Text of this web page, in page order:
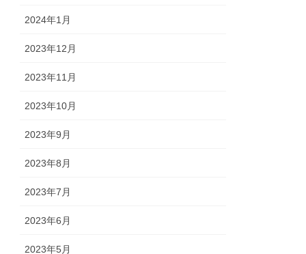
2024年1月
2023年12月
2023年11月
2023年10月
2023年9月
2023年8月
2023年7月
2023年6月
2023年5月